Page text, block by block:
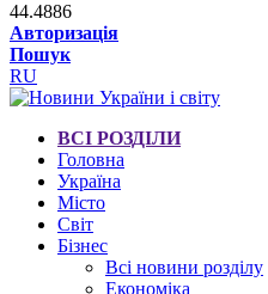
44.4886
Авторизація
Пошук
RU
ВСІ РОЗДІЛИ
Головна
Україна
Місто
Світ
Бізнес
Всі новини розділу
Економіка